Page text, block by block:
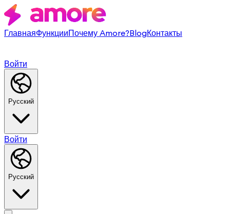
ГлавнаяФункцииПочему Amore?BlogКонтакты
Войти
Русский
Войти
Русский